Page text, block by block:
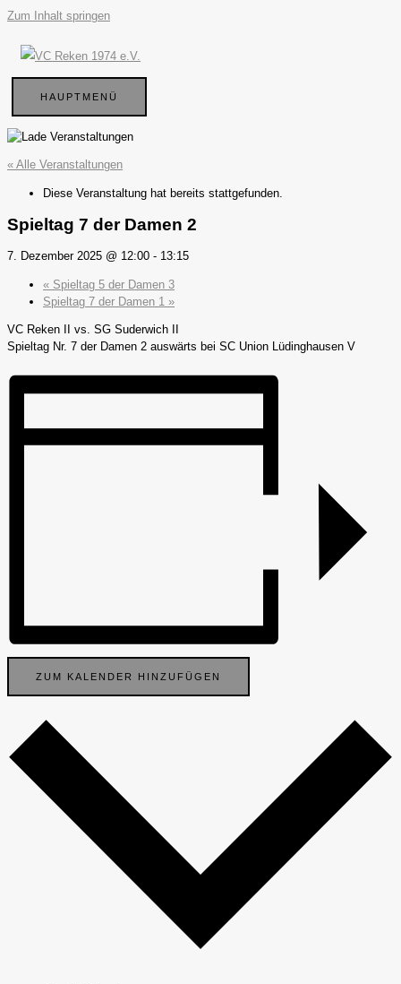
Zum Inhalt springen
HAUPTMENÜ
« Alle Veranstaltungen
Diese Veranstaltung hat bereits stattgefunden.
Spieltag 7 der Damen 2
7. Dezember 2025 @ 12:00 - 13:15
« Spieltag 5 der Damen 3
Spieltag 7 der Damen 1 »
VC Reken II vs. SG Suderwich II
Spieltag Nr. 7 der Damen 2 auswärts bei SC Union Lüdinghausen V
ZUM KALENDER HINZUFÜGEN